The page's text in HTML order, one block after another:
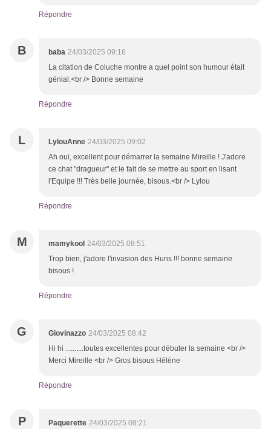
Répondre
B baba 24/03/2025 09:16
La citation de Coluche montre a quel point son humour était
génial.<br /> Bonne semaine
Répondre
L LylouAnne 24/03/2025 09:02
Ah oui, excellent pour démarrer la semaine Mireille ! J'adore
ce chat "dragueur" et le fait de se mettre au sport en lisant
l'Equipe !!! Très belle journée, bisous.<br /> Lylou
Répondre
M mamykool 24/03/2025 08:51
Trop bien, j'adore l'invasion des Huns !!! bonne semaine
bisous !
Répondre
G Giovinazzo 24/03/2025 08:42
Hi hi ..........toutes excellentes pour débuter la semaine <br />
Merci Mireille <br /> Gros bisous Hélène
Répondre
P Paquerette 24/03/2025 08:21